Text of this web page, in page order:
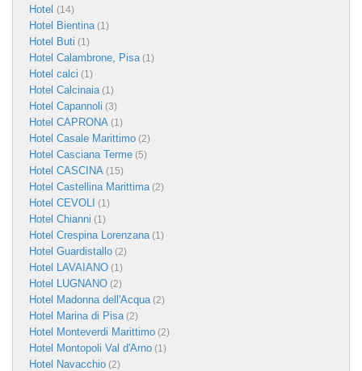
Hotel (14)
Hotel Bientina(1)
Hotel Buti (1)
Hotel Calambrone, Pisa(1)
Hotel calci (1)
Hotel Calcinaia(1)
Hotel Capannoli (3)
Hotel CAPRONA (1)
Hotel Casale Marittimo (2)
Hotel Casciana Terme (5)
Hotel CASCINA (15)
Hotel Castellina Marittima(2)
Hotel CEVOLI (1)
Hotel Chianni (1)
Hotel Crespina Lorenzana(1)
Hotel Guardistallo (2)
Hotel LAVAIANO (1)
Hotel LUGNANO (2)
Hotel Madonna dell'Acqua(2)
Hotel Marina di Pisa(2)
Hotel Monteverdi Marittimo (2)
Hotel Montopoli Val d'Arno (1)
Hotel Navacchio (2)